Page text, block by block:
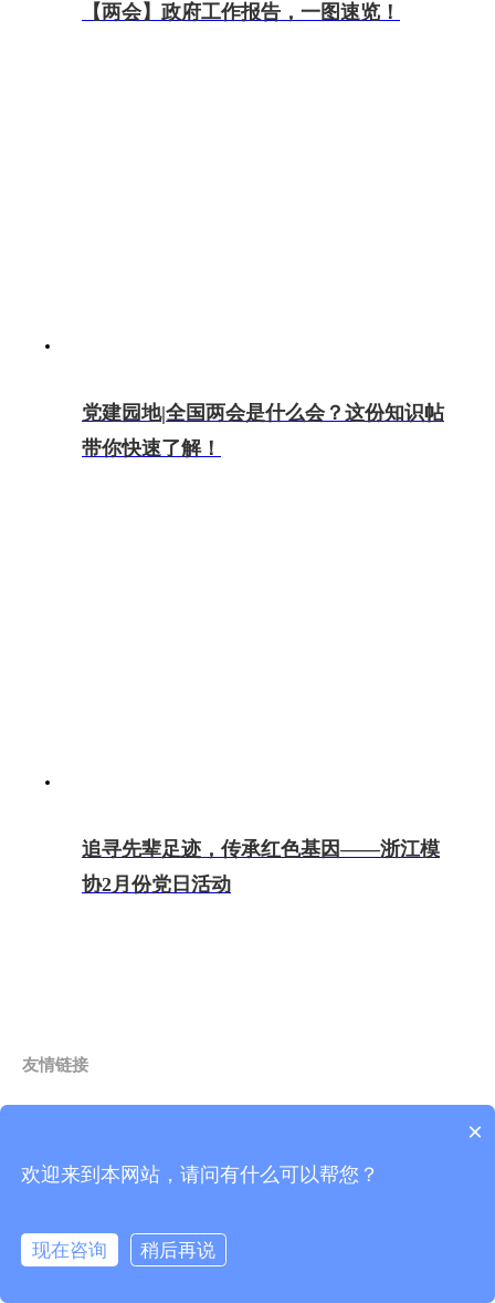
【两会】政府工作报告，一图速览！
党建园地|全国两会是什么会？这份知识帖
带你快速了解！
追寻先辈足迹，传承红色基因——浙江模
协2月份党日活动
友情链接
学院链接
×
欢迎来到本网站，请问有什么可以帮您？
现在咨询
稍后再说
在线咨询